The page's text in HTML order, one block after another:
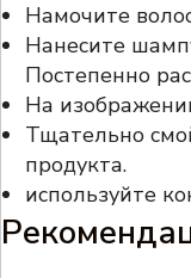
Намочите
Нанесите
Постепенно
На
Тщательно
продукта.
используйте